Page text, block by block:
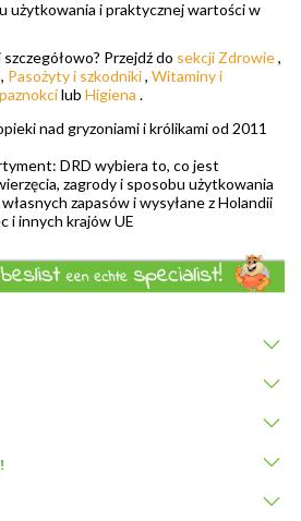
użytkowania i praktycznej wartości w
Przejdź do sekcji Zdrowie,
, Pasożyty i szkodniki, Witaminy i
lub Higiena .
nad gryzoniami i królikami od 2011
DRD wybiera to, co jest
zagrody i sposobu użytkowania
zapasów i wysyłane z Holandii
i innych krajów UE